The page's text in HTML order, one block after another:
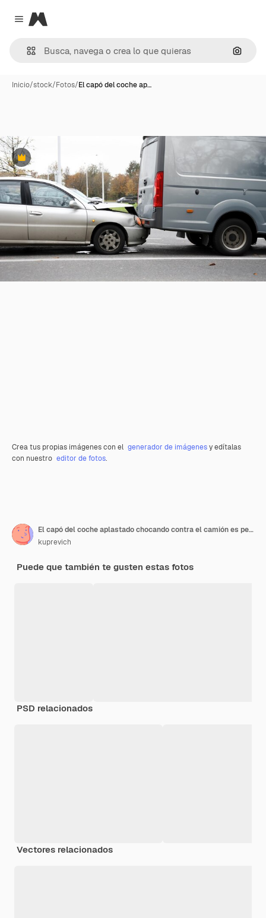
Close menu
Magnific
Inicio/stock/Fotos/El capó del coche ap…
Premium
Crea tus propias imágenes con el generador de imágenesy edítalas
con nuestro editor de fotos.
El capó del coche aplastado chocando contra el camión es peligroso
kuprevich
Puede que también te gusten estas fotos
PSD relacionados
Vectores relacionados